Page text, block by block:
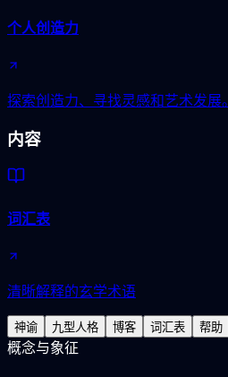
个人创造力
探索创造力、寻找灵感和艺术发展。
内容
词汇表
清晰解释的玄学术语
神谕 九型人格 博客 词汇表 帮助
概念与象征